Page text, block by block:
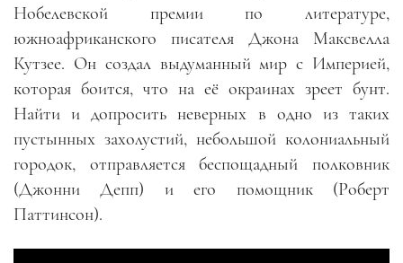
Нобелевской премии по литературе,
южноафриканского писателя Джона Максвелла
Кутзее. Он создал выдуманный мир с Империей,
которая боится, что на её окраинах зреет бунт.
Найти и допросить неверных в одно из таких
пустынных захолустий, небольшой колониальный
городок, отправляется беспощадный полковник
(Джонни Депп) и его помощник (Роберт
Паттинсон).